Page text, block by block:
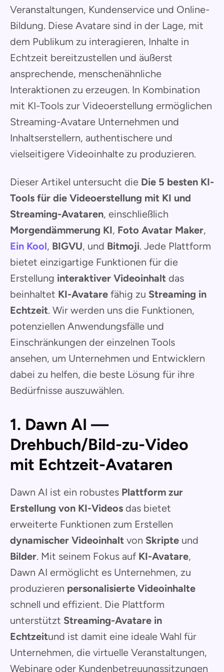
Veranstaltungen, Kundenservice und Online-
Bildung. Diese Avatare sind in der Lage, mit
dem Publikum zu interagieren, Inhalte in
Echtzeit bereitzustellen und äußerst
ansprechende, menschenähnliche
Interaktionen zu erzeugen. In Kombination
mit KI-Tools zur Videoerstellung ermöglichen
Streaming-Avatare Unternehmen und
Inhaltserstellern, authentischere und
vielseitigere Videoinhalte zu produzieren.
Dieser Artikel untersucht die Die 5 besten KI-
Tools für die Videoerstellung mit KI und
Streaming-Avataren, einschließlich
Morgendämmerung KI, Foto Avatar Maker,
Ein Kool, BIGVU, und Bitmoji. Jede Plattform
bietet einzigartige Funktionen für die
Erstellung interaktiver Videoinhalt das
beinhaltet KI-Avatare fähig zu Streaming in
Echtzeit. Wir werden uns die Funktionen,
potenziellen Anwendungsfälle und
Einschränkungen der einzelnen Tools
ansehen, um Unternehmen und Entwicklern
dabei zu helfen, die beste Lösung für ihre
Bedürfnisse auszuwählen.
1. Dawn AI —
Drehbuch/Bild-zu-Video
mit Echtzeit-Avataren
Dawn AI ist ein robustes Plattform zur
Erstellung von KI-Videos das bietet
erweiterte Funktionen zum Erstellen
dynamischer Videoinhalt von Skripte und
Bilder. Mit seinem Fokus auf KI-Avatare,
Dawn AI ermöglicht es Unternehmen, zu
produzieren personalisierte Videoinhalte
schnell und effizient. Die Plattform
unterstützt Streaming-Avatare in
Echtzeitund ist damit eine ideale Wahl für
Unternehmen, die virtuelle Veranstaltungen,
Webinare oder Kundenbetreuungssitzungen